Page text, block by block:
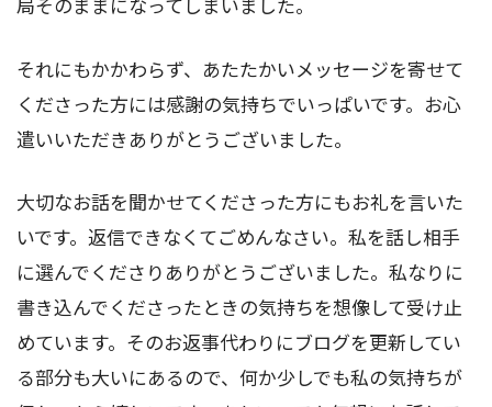
それにもかかわらず、あたたかいメッセージを寄せて
くださった方には感謝の気持ちでいっぱいです。お心
遣いいただきありがとうございました。
大切なお話を聞かせてくださった方にもお礼を言いた
いです。返信できなくてごめんなさい。私を話し相手
に選んでくださりありがとうございました。私なりに
書き込んでくださったときの気持ちを想像して受け止
めています。そのお返事代わりにブログを更新してい
る部分も大いにあるので、何か少しでも私の気持ちが